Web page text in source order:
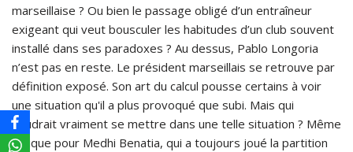
marseillaise ? Ou bien le passage obligé d’un entraîneur
exigeant qui veut bousculer les habitudes d’un club souvent
installé dans ses paradoxes ? Au dessus, Pablo Longoria
n’est pas en reste. Le président marseillais se retrouve par
définition exposé. Son art du calcul pousse certains à voir
une situation qu'il a plus provoqué que subi. Mais qui
voudrait vraiment se mettre dans une telle situation ? Même
logique pour Medhi Benatia, qui a toujours joué la partition